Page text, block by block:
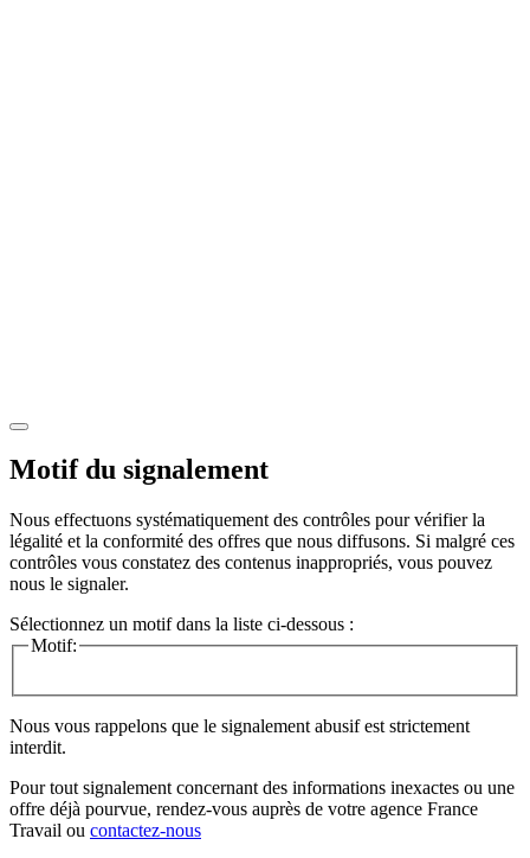
Motif du signalement
Nous effectuons systématiquement des contrôles pour vérifier la
légalité et la conformité des offres que nous diffusons. Si malgré ces
contrôles vous constatez des contenus inappropriés, vous pouvez
nous le signaler.
Sélectionnez un motif dans la liste ci-dessous :
Motif:
Nous vous rappelons que le signalement abusif est strictement
interdit.
Pour tout signalement concernant des informations inexactes ou une
offre déjà pourvue, rendez-vous auprès de votre agence France
Travail ou contactez-nous